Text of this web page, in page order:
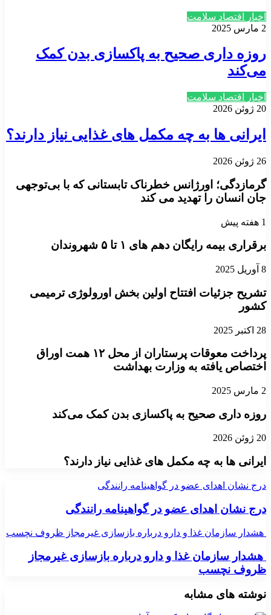
اخبار اقتصاد سلامت
2 مارس 2025
روزه داری صحیح به پاکسازی بدن کمک
می‌کند
اخبار اقتصاد سلامت
20 ژوئن 2026
ایرانی ها به چه مکمل های غذایی نیاز دارند؟
26 ژوئن 2026
گرمازدگی؛ اورژانس خطرناک تابستانی که با بی‌توجهی
جان‌ انسان را تهدید می کند
1 هفته پیش
برقراری بیمه رایگان دهم های ۱ تا ۵ شهروندان
8 آوریل 2025
تشریح جزئیات افتتاح اولین بخش اورولوژی ترمیمی
کشور
28 اکتبر 2025
پرداخت معوقات پرستاران از محل ۱۲ همت اوراق
اختصاص یافته به وزارت بهداشت
2 مارس 2025
روزه داری صحیح به پاکسازی بدن کمک می‌کند
20 ژوئن 2026
ایرانی ها به چه مکمل های غذایی نیاز دارند؟
درج نشان اهدای عضو در گواهینامه رانندگی
درج نشان اهدای عضو در گواهینامه رانندگی
هشدار سازمان غذا و دارو درباره بازسازی غیرمجاز ظروف نچسب
هشدار سازمان غذا و دارو درباره بازسازی غیرمجاز
ظروف نچسب
نوشته های مشابه